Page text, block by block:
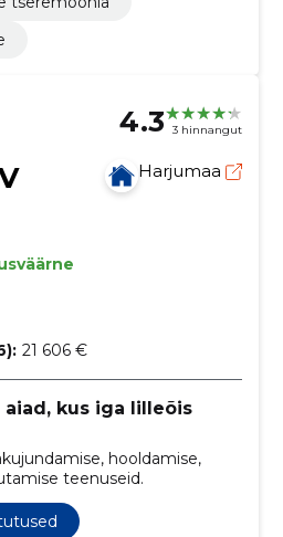
4.3 3 hinnangut
Harjumaa
21 606 €
kus iga lilleõis
hooldamise,
teenuseid.